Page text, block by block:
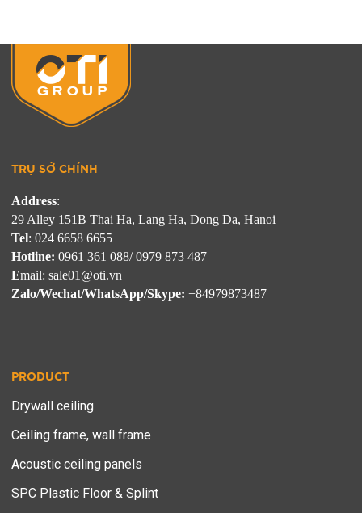
TRỤ SỞ CHÍNH
Address:
Tel
: 024 6658 6655
Hotline:
0961 361 088/ 0979 873 487
E
Zalo/Wechat/WhatsApp/Skype: +84979873487
PRODUCT
Drywall ceiling
Ceiling frame, wall frame
Acoustic ceiling panels
SPC Plastic Floor & Splint